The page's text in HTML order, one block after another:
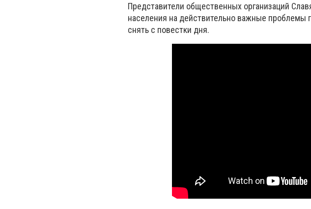
Представители общественных организаций
населения на действительно важные проблемы
снять с повестки дня.